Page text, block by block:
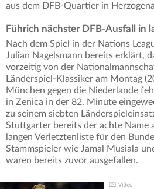
aus dem DFB-Quartier in
Führich nächster DFB-Ausfall in
Nach dem Spiel in der Nations
Julian Nagelsmann bereits erklärt,
vorzeitig von der
Länderspiel-Klassiker am Montag
München gegen die Niederlande
in Zenica in der 82. Minute
zu seinem siebten
Stuttgarter bereits der achte Name
langen Verletztenliste für den
Stammspieler wie Jamal Musiala
waren bereits zuvor ausgefallen.